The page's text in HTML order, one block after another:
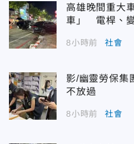
高雄晚間重大
車」 電桿、
8小時前 社會
影/幽靈勞保
不放過
8小時前 社會